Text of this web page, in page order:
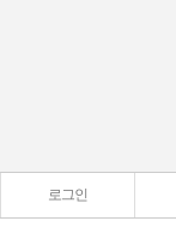
로그인